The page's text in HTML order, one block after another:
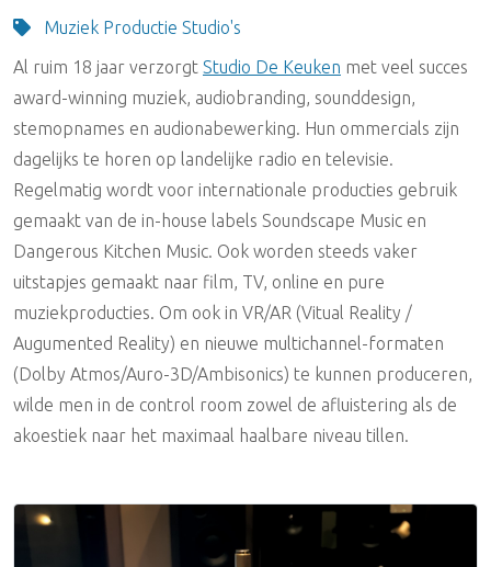
Muziek Productie Studio's
Al ruim 18 jaar verzorgt Studio De Keuken met veel succes
award-winning muziek, audiobranding, sounddesign,
stemopnames en audionabewerking. Hun ommercials zijn
dagelijks te horen op landelijke radio en televisie.
Regelmatig wordt voor internationale producties gebruik
gemaakt van de in-house labels Soundscape Music en
Dangerous Kitchen Music. Ook worden steeds vaker
uitstapjes gemaakt naar film, TV, online en pure
muziekproducties. Om ook in VR/AR (Vitual Reality /
Augumented Reality) en nieuwe multichannel-formaten
(Dolby Atmos/Auro-3D/Ambisonics) te kunnen produceren,
wilde men in de control room zowel de afluistering als de
akoestiek naar het maximaal haalbare niveau tillen.